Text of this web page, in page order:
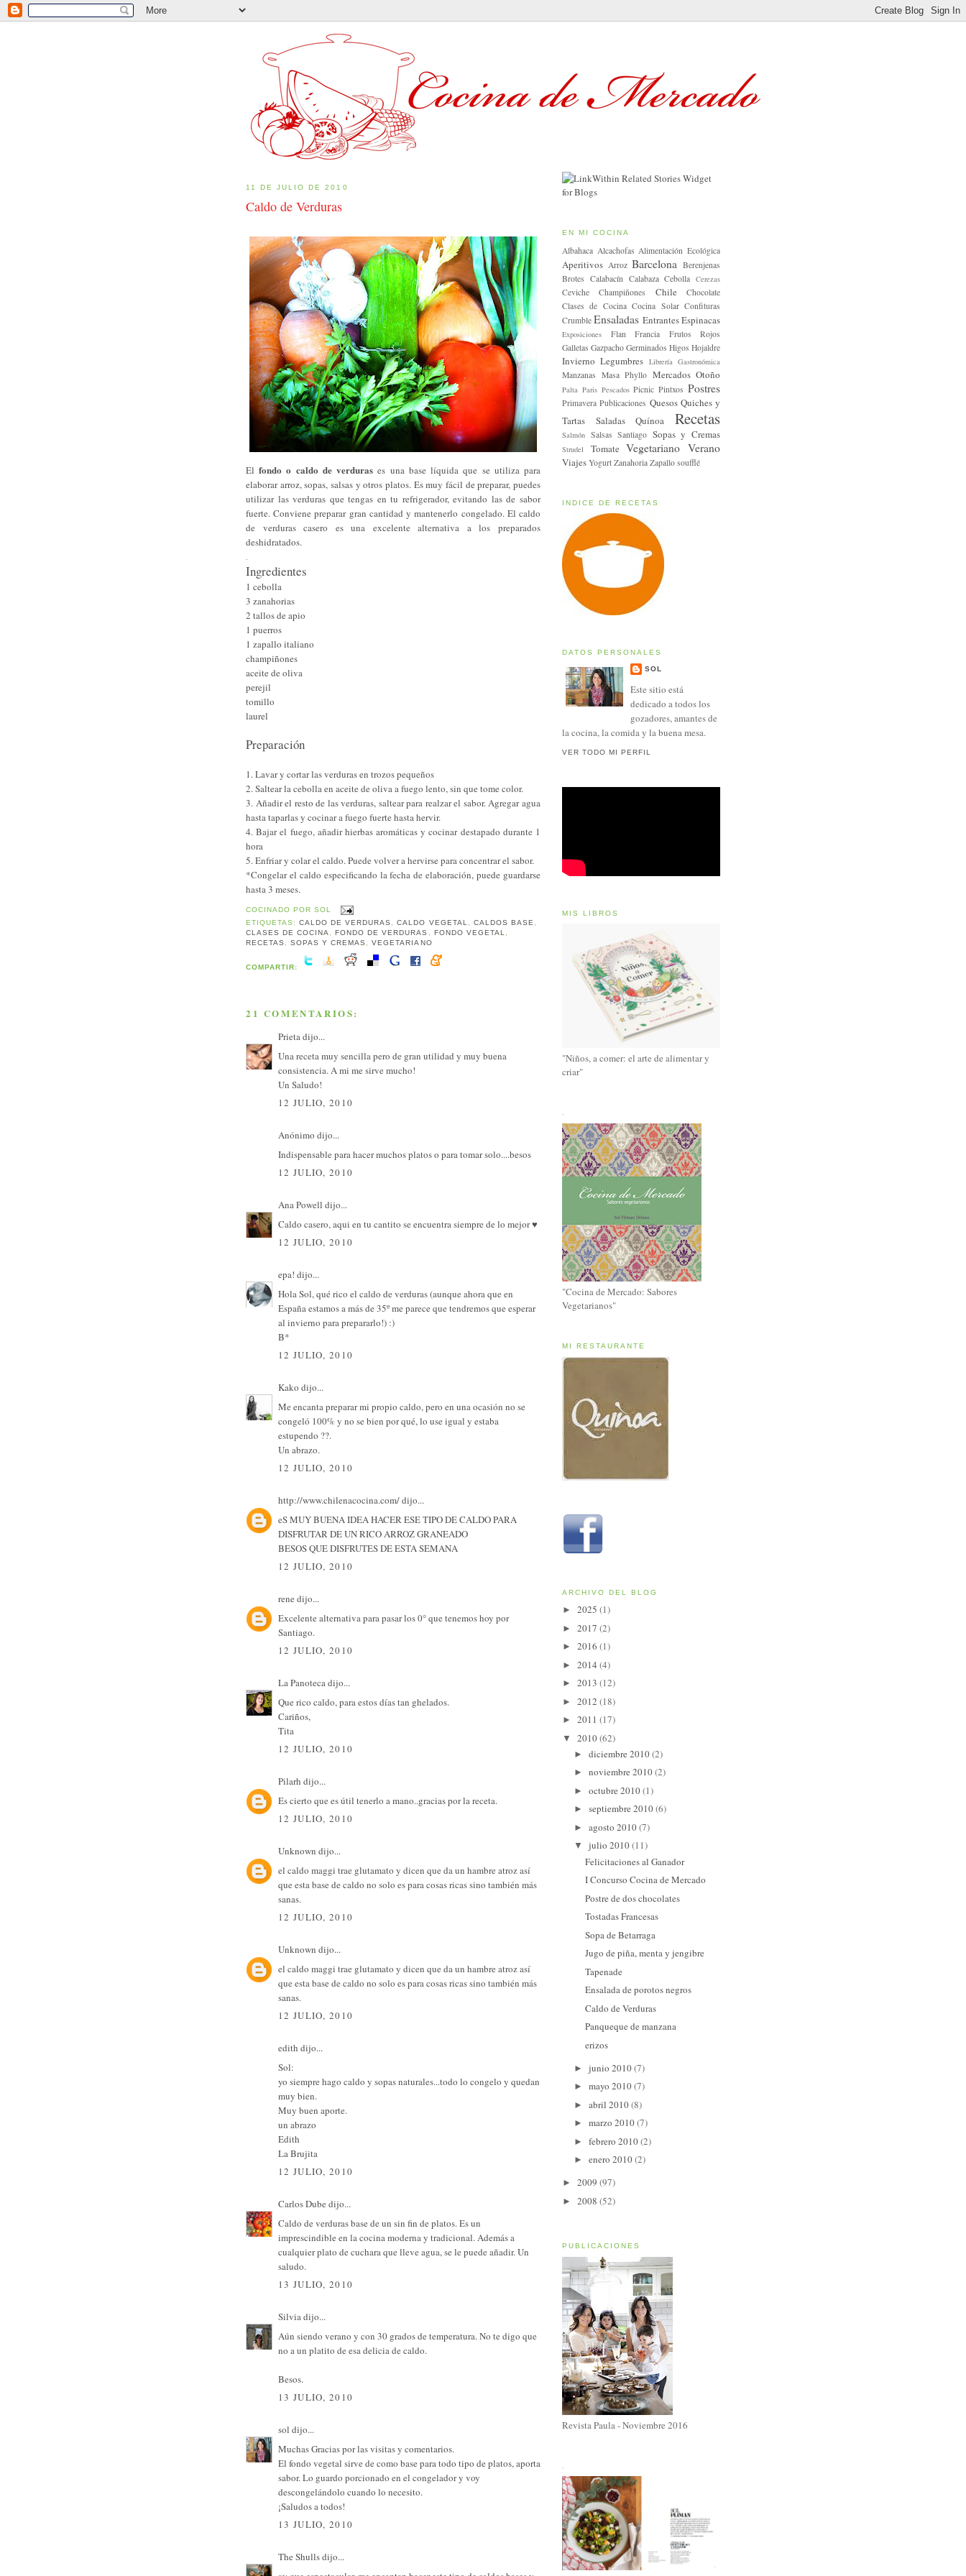
11 DE JULIO DE 2010
Caldo de Verduras
Elfondo o caldo de verduras es una base líquida que se utiliza para
elaborar arroz, sopas, salsas y otros platos. Es muy fácil de preparar, puedes
utilizar las verduras que tengas en tu refrigerador, evitando las de sabor
fuerte. Conviene preparar gran cantidad y mantenerlo congelado. El caldo
de verduras casero es una excelente alternativa a los preparados
deshidratados.
Ingredientes
1 cebolla
3 zanahorias
2 tallos de apio
1 puerros
1 zapallo italiano
champiñones
aceite de oliva
perejil
tomillo
laurel
Preparación
1. Lavar y cortar las verduras en trozos pequeños
2. Saltear la cebolla en aceite de oliva a fuego lento, sin que tome color.
3. Añadir el resto de las verduras, saltear para realzar el sabor. Agregar agua
hasta taparlas y cocinar a fuego fuerte hasta hervir.
4. Bajar el fuego, añadir hierbas aromáticas y cocinar destapado durante 1
hora
5. Enfriar y colar el caldo. Puede volver a hervirse para concentrar el sabor.
*Congelar el caldo especificando la fecha de elaboración, puede guardarse
hasta 3 meses.
COCINADO PORSOL
ETIQUETAS:CALDO DE VERDURAS ,CALDO VEGETAL, CALDOS BASE,
CLASES DE COCINA, FONDO DE VERDURAS , FONDO VEGETAL,
RECETAS ,SOPAS Y CREMAS ,VEGETARIANO
COMPARTIR:
21 COMENTARIOS:
Prietadijo...
Una receta muy sencilla pero de gran utilidad y muy buena
consistencia. A mi me sirve mucho!
Un Saludo!
12 JULIO, 2010
Anónimo dijo...
Indispensable para hacer muchos platos o para tomar solo....besos
12 JULIO, 2010
Ana Powell dijo...
Caldo casero, aqui en tu cantito se encuentra siempre de lo mejor ♥
12 JULIO, 2010
epa! dijo...
Hola Sol, qué rico el caldo de verduras (aunque ahora que en
España estamos a más de 35º me parece que tendremos que esperar
al invierno para prepararlo!) :)
B*
12 JULIO, 2010
Kako dijo...
Me encanta preparar mi propio caldo, pero en una ocasión no se
congeló 100% y no se bien por qué, lo use igual y estaba
estupendo ??.
Un abrazo.
12 JULIO, 2010
http://www.chilenacocina.com/dijo...
eS MUY BUENA IDEA HACER ESE TIPO DE CALDO PARA
DISFRUTAR DE UN RICO ARROZ GRANEADO
BESOS QUE DISFRUTES DE ESTA SEMANA
12 JULIO, 2010
rene dijo...
Excelente alternativa para pasar los 0° que tenemos hoy por
Santiago.
12 JULIO, 2010
La Panotecadijo...
Que rico caldo, para estos días tan ghelados.
Cariños,
Tita
12 JULIO, 2010
Pilarh dijo...
Es cierto que es útil tenerlo a mano..gracias por la receta.
12 JULIO, 2010
Unknown dijo...
el caldo maggi trae glutamato y dicen que da un hambre atroz así
que esta base de caldo no solo es para cosas ricas sino también más
sanas.
12 JULIO, 2010
Unknown dijo...
el caldo maggi trae glutamato y dicen que da un hambre atroz así
que esta base de caldo no solo es para cosas ricas sino también más
sanas.
12 JULIO, 2010
edith dijo...
Sol:
yo siempre hago caldo y sopas naturales...todo lo congelo y quedan
muy bien.
Muy buen aporte.
un abrazo
Edith
La Brujita
12 JULIO, 2010
Carlos Dube dijo...
Caldo de verduras base de un sin fin de platos. Es un
imprescindible en la cocina moderna y tradicional. Además a
cualquier plato de cuchara que lleve agua, se le puede añadir. Un
saludo.
13 JULIO, 2010
Silviadijo...
Aún siendo verano y con 30 grados de temperatura. No te digo que
no a un platito de esa delicia de caldo.
Besos.
13 JULIO, 2010
sol dijo...
Muchas Gracias por las visitas y comentarios.
El fondo vegetal sirve de como base para todo tipo de platos, aporta
sabor. Lo guardo porcionado en el congelador y voy
descongelándolo cuando lo necesito.
¡Saludos a todos!
13 JULIO, 2010
The Shullsdijo...
EN MI COCINA
Albahaca Alcachofas Alimentación Ecológica
Aperitivos Arroz Barcelona
Berenjenas
Brotes Calabacín Calabaza Cebolla Cerezas
Ceviche Champiñones Chile
Chocolate
Clases de Cocina Cocina Solar Confituras
Crumble Ensaladas EntrantesEspinacas
Exposiciones Flan Francia
Frutos Rojos
Galletas Gazpacho Germinados Higos Hojaldre
Invierno Legumbres Librería Gastronómica
Manzanas Masa Phyllo Mercados Otoño
Palta Paris Pescados Picnic Pintxos Postres
Primavera Publicaciones Quesos Quiches y
Tartas Saladas
Quínoa Recetas
Salmón Salsas Santiago Sopas y Cremas
Strudel Tomate Vegetariano Verano
Viajes Yogurt Zanahoria Zapallo soufflé
INDICE DE RECETAS
DATOS PERSONALES
SOL
Este sitio está
dedicado a todos los
gozadores, amantes de
la cocina, la comida y la buena mesa.
VER TODO MI PERFIL
MIS LIBROS
"Niños, a comer: el arte de alimentar y
criar"
.
"Cocina de Mercado: Sabores
Vegetarianos"
MI RESTAURANTE
ARCHIVO DEL BLOG
► 2025 (1)
► 2017 (2)
► 2016 (1)
► 2014 (4)
► 2013 (12)
► 2012 (18)
► 2011 (17)
▼ 2010(62)
► diciembre 2010(2)
► noviembre 2010(2)
► octubre 2010(1)
► septiembre 2010(6)
► agosto 2010(7)
▼ julio 2010(11)
Felicitaciones al Ganador
I Concurso Cocina de Mercado
Postre de dos chocolates
Tostadas Francesas
Sopa de Betarraga
Jugo de piña, menta y jengibre
Tapenade
Ensalada de porotos negros
Caldo de Verduras
Panqueque de manzana
erizos
► junio 2010(7)
► mayo 2010(7)
► abril 2010(8)
► marzo 2010(7)
► febrero 2010(2)
► enero 2010(2)
► 2009 (97)
► 2008 (52)
PUBLICACIONES
Revista Paula - Noviembre 2016